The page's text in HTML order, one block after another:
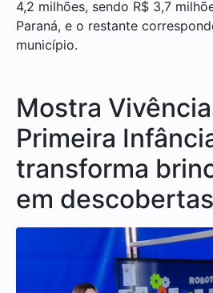
4,2 milhões, sendo R$ 3,7
Paraná, e o restante
município.
Mostra
Primeira
transforma
em descobertas